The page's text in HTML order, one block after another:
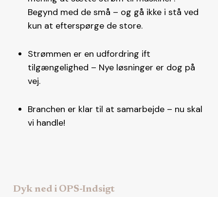
Begynd med de små – og gå ikke i stå ved
kun at efterspørge de store.
Strømmen er en udfordring ift
tilgængelighed – Nye løsninger er dog på
vej.
Branchen er klar til at samarbejde – nu skal
vi handle!
Dyk ned i OPS-Indsigt